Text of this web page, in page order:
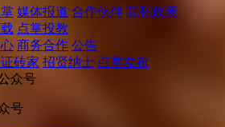
媒体报道 合作伙伴 隐私政策
点掌投教
商务合作 公告
砖家 招贤纳士 点掌发布
号